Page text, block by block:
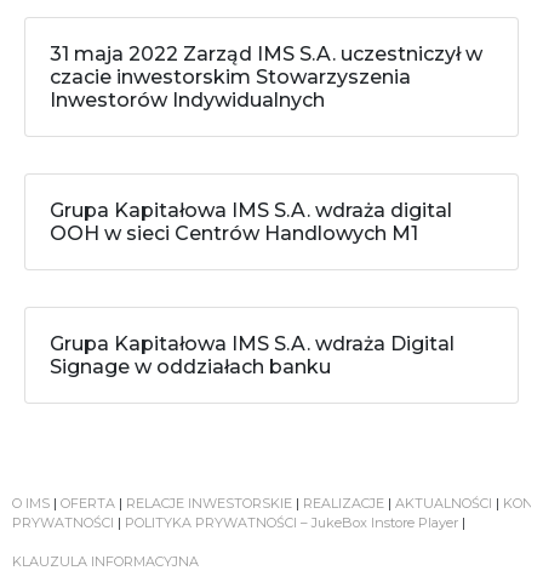
31 maja 2022 Zarząd IMS S.A. uczestniczył w
czacie inwestorskim Stowarzyszenia
Inwestorów Indywidualnych
Grupa Kapitałowa IMS S.A. wdraża digital
OOH w sieci Centrów Handlowych M1
Grupa Kapitałowa IMS S.A. wdraża Digital
Signage w oddziałach banku
O IMS | OFERTA | RELACJE INWESTORSKIE | REALIZACJE | AKTUALNOŚCI |
PRYWATNOŚCI | POLITYKA PRYWATNOŚCI – JukeBox Instore Player |
KLAUZULA INFORMACYJNA